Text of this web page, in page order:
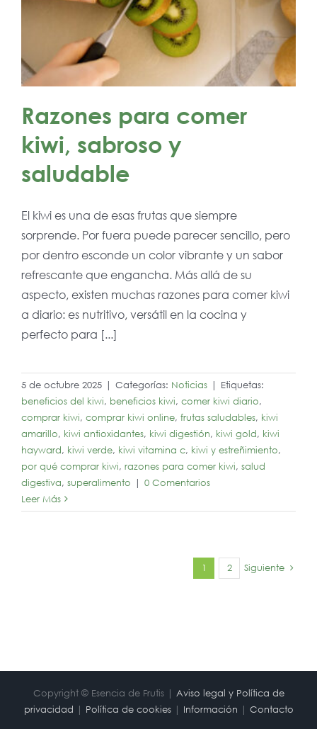
Razones para comer
kiwi, sabroso y
saludable
El kiwi es una de esas frutas que siempre
sorprende. Por fuera puede parecer sencillo, pero
por dentro esconde un color vibrante y un sabor
refrescante que engancha. Más allá de su
aspecto, existen muchas razones para comer kiwi
a diario: es nutritivo, versátil en la cocina y
perfecto para [...]
5 de octubre 2025 | Categorías: Noticias | Etiquetas:
beneficios del kiwi, beneficios kiwi, comer kiwi diario,
comprar kiwi, comprar kiwi online, frutas saludables, kiwi
amarillo, kiwi antioxidantes, kiwi digestión, kiwi gold, kiwi
hayward, kiwi verde, kiwi vitamina c, kiwi y estreñimiento,
por qué comprar kiwi, razones para comer kiwi, salud
digestiva, superalimento | 0 Comentarios
Leer Más
1 2 Siguiente
Copyright © Esencia de Frutis | Aviso legal y Política de
privacidad | Política de cookies| Información | Contacto